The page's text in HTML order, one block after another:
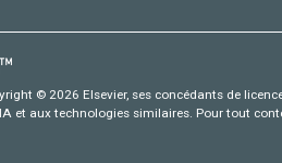
© 2026 Elsevier, ses concédants de
et aux technologies similaires. Pour tout